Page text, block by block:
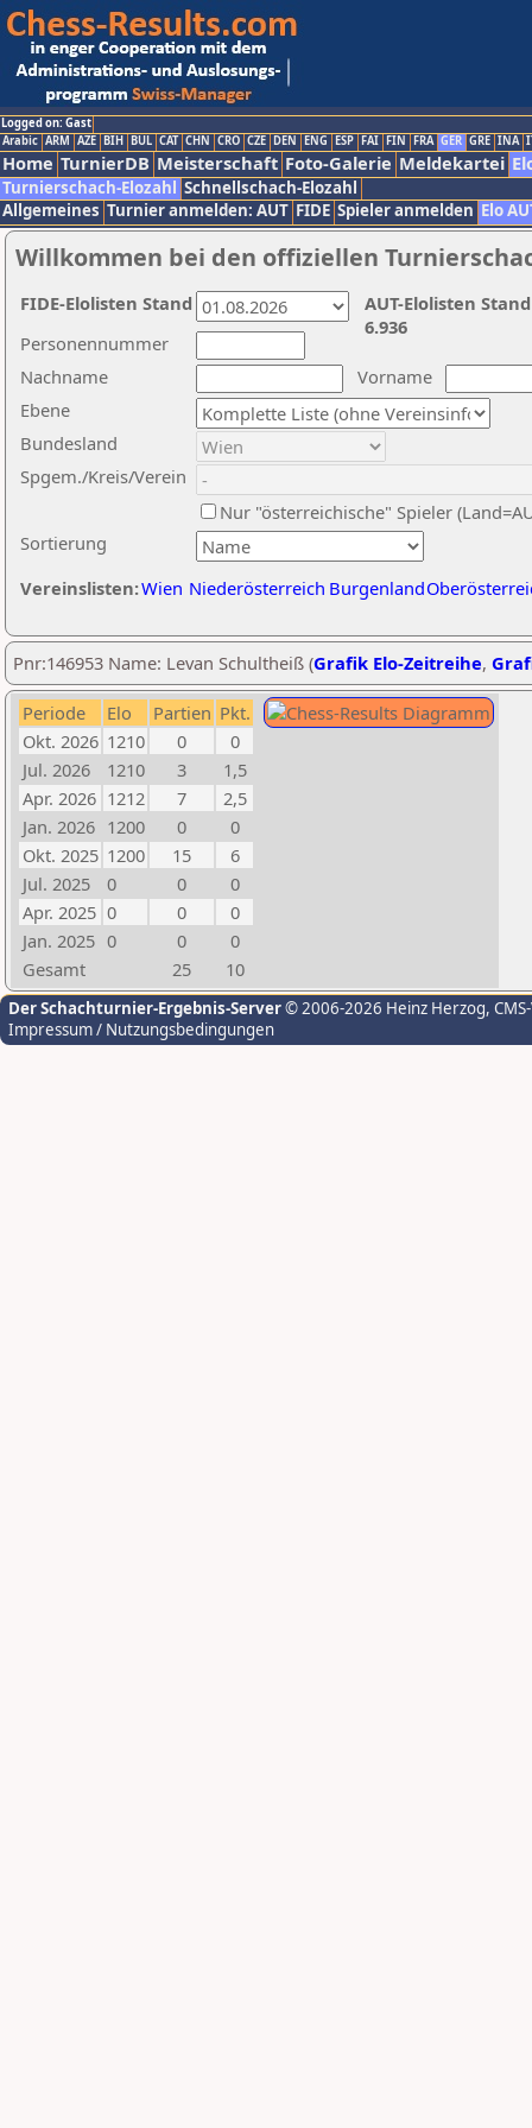
Logged on: Gast
Arabic ARM AZE BIH BUL CAT CHN CRO CZE DEN ENG ESP FAI FIN FRA GER GRE INA
Home TurnierDB Meisterschaft Foto-Galerie Meldekartei
Turnierschach-Elozahl Schnellschach-Elozahl
Allgemeines Turnier anmelden: AUT FIDE Spieler anmelden Elo
Willkommen bei den offiziellen
Nachname
Vorname
Ebene
Sortierung
Personennummer
Bundesland
Spgem./Kreis/Verein
Nur "österreichische" Spieler
Vereinslisten:Wien Niederösterreich Burgenland
AUT-Elolisten
6.936
FIDE-Elolisten Stand
Pnr:146953 Name: Levan Schultheiß (Grafik Elo-Zeitreihe,
Periode Elo Partien Pkt.
Okt. 2026 1210 0
0
Jul. 2026
1210 3
1,5
Apr. 2026 1212 7
2,5
Jan. 2026 1200 0
0
Okt. 2025 1200 15
6
Jul. 2025
0 0
0
Apr. 2025 0 0
0
Jan. 2025 0 0
0
Gesamt
25 10
Der Schachturnier-Ergebnis-Server© 2006-2026 Heinz Herzog,
Impressum / Nutzungsbedingungen